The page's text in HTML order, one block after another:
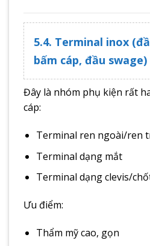
5.4. Terminal inox
bấm cáp, đầu swage)
Đây là nhóm phụ kiện rất
cáp:
Terminal ren ngoài/ren
Terminal dạng mắt
Terminal dạng clevis/
Ưu điểm:
Thẩm mỹ cao, gọn